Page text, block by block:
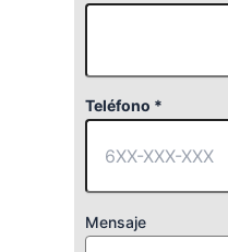
Teléfono *
Mensaje